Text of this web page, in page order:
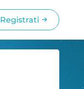
Registrati